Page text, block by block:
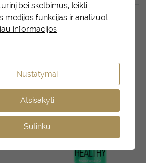
SKAITYTI
bei skelbimus, teikti
medijos funkcijas ir analizuoti
informacijos
Nustatymai
Atsisakyti
Sutinku